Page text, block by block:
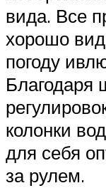
вида. Все
хорошо
погоду
Благодаря
колонки
для себя
за рулем.